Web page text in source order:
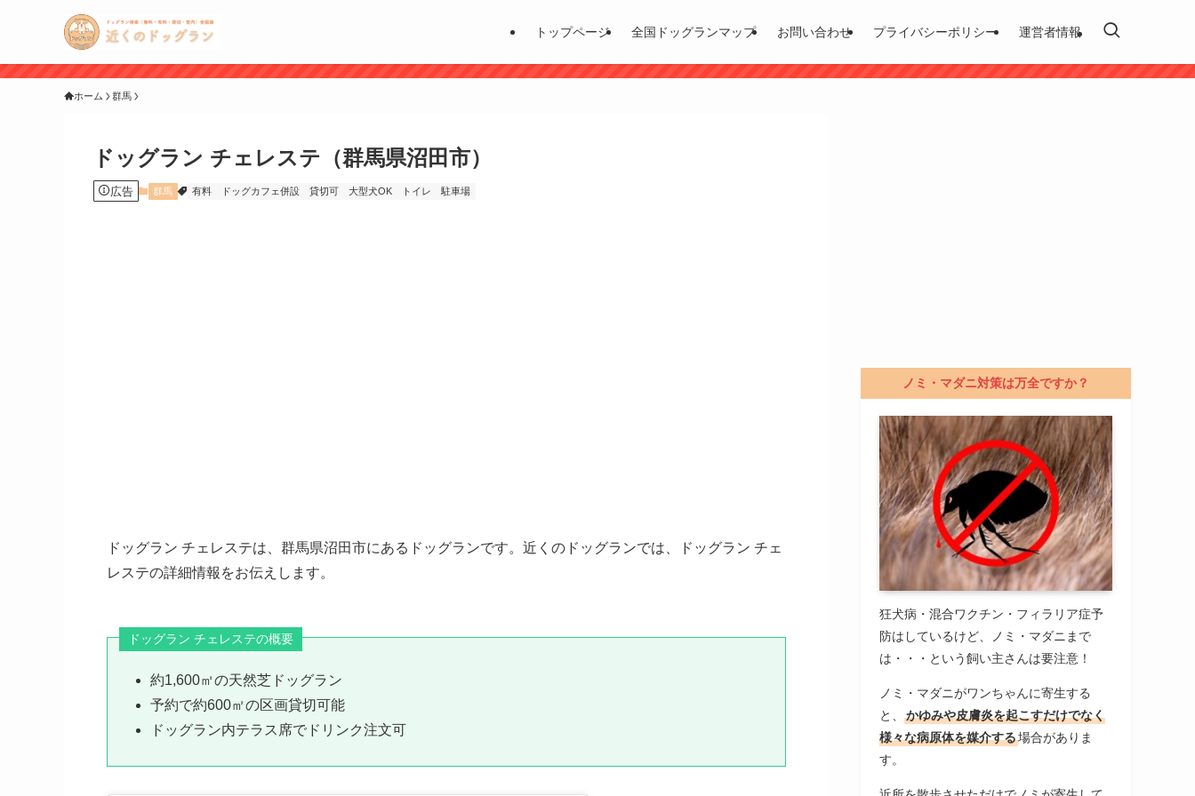
トップページ 全国ドッグランマップ お問い合わせ プライバシーポリシー 運営者情報
ホーム 群馬
ドッグラン チェレステ（群馬県沼田市）
広告 群馬 有料 ドッグカフェ併設 貸切可 大型犬OK トイレ 駐車場
ドッグラン チェレステは、群馬県沼田市にあるドッグランです。近くのドッグランでは、ドッグラン チェ
レステの詳細情報をお伝えします。
ドッグラン チェレステの概要
約1,600㎡の天然芝ドッグラン
予約で約600㎡の区画貸切可能
ドッグラン内テラス席でドリンク注文可
ノミ・マダニ対策は万全ですか？
狂犬病・混合ワクチン・フィラリア症予
防はしているけど、ノミ・マダニまで
は・・・という飼い主さんは要注意！
ノミ・マダニがワンちゃんに寄生する
と、
かゆみや皮膚炎を起こすだけでなく
様々な病原体を媒介する場合がありま
す。